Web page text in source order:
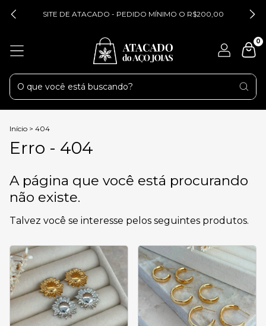
SITE DE ATACADO - PEDIDO MÍNIMO O R$200,00
0
Início > 404
Erro - 404
A página que você está procurando
não existe.
Talvez você se interesse pelos seguintes produtos.